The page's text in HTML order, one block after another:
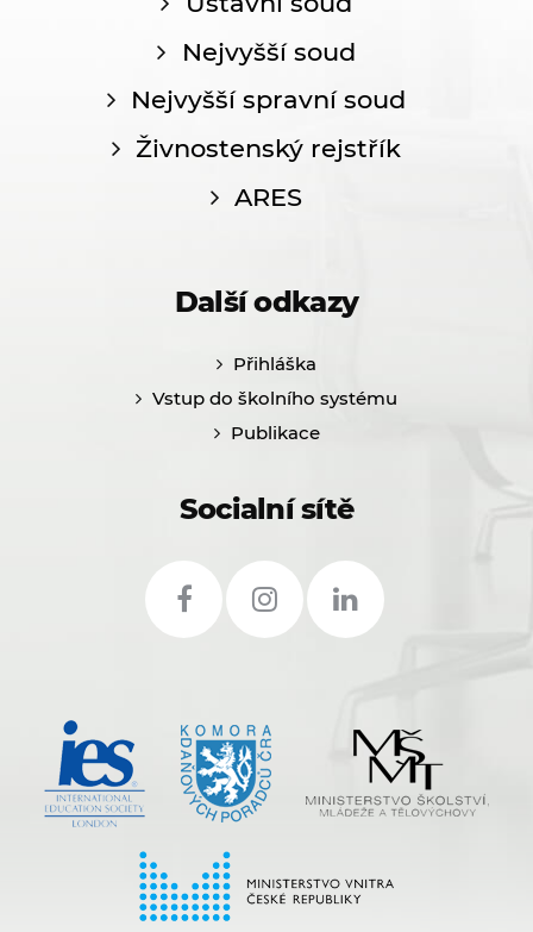
Nejvyšší soud
Nejvyšší spravní soud
Živnostenský rejstřík
ARES
Další odkazy
Přihláška
Vstup do školního systému
Publikace
Socialní sítě